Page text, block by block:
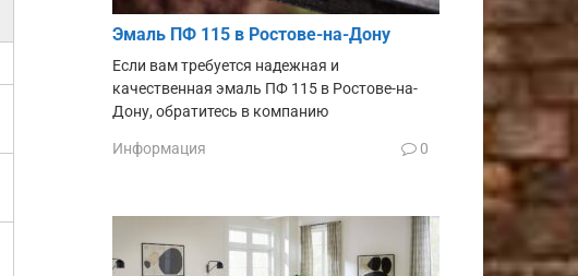
Эмаль ПФ 115 в Ростове-на-Дону
Если вам требуется надежная и
качественная эмаль ПФ 115 в Ростове-на-
Дону, обратитесь в компанию
Информация 0